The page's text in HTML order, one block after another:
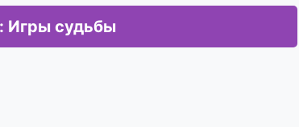
Игры судьбы